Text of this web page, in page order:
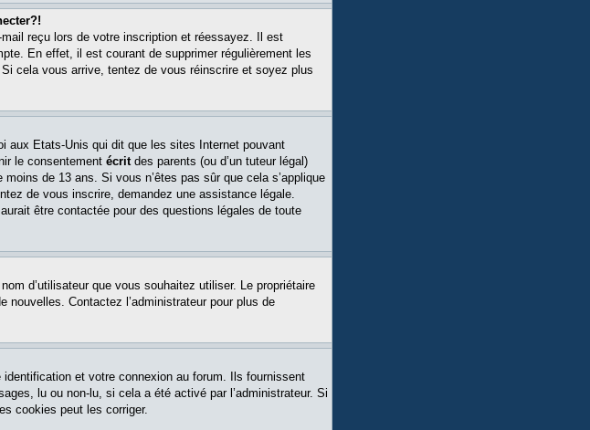
reçu lors de votre inscription et réessayez. Il est
En effet, il est courant de supprimer régulièrement les
cela vous arrive, tentez de vous réinscrire et soyez plus
aux Etats-Unis qui dit que les sites Internet pouvant
le consentement écritdes parents (ou d’un tuteur légal)
de 13 ans. Si vous n’êtes pas sûr que cela s’applique
de vous inscrire, demandez une assistance légale.
être contactée pour des questions légales de toute
d’utilisateur que vous souhaitez utiliser. Le propriétaire
nouvelles. Contactez l’administrateur pour plus de
et votre connexion au forum. Ils fournissent
lu ou non-lu, si cela a été activé par l’administrateur. Si
cookies peut les corriger.